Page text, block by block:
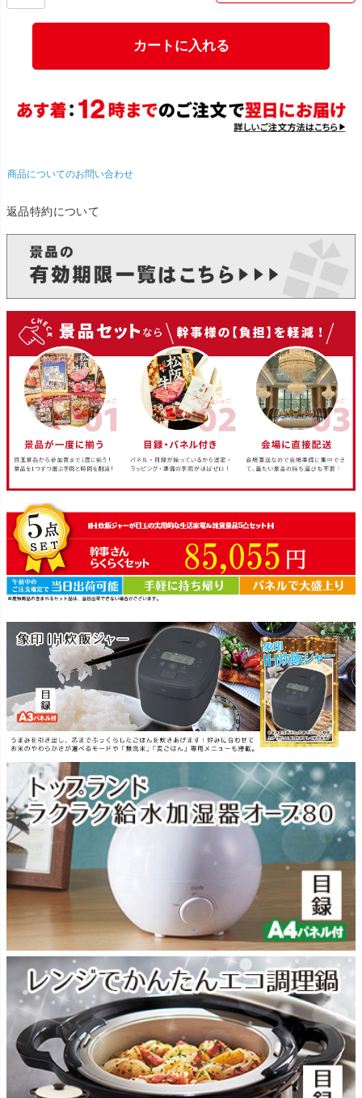
カートに入れる
商品についてのお問い合わせ
返品特約について